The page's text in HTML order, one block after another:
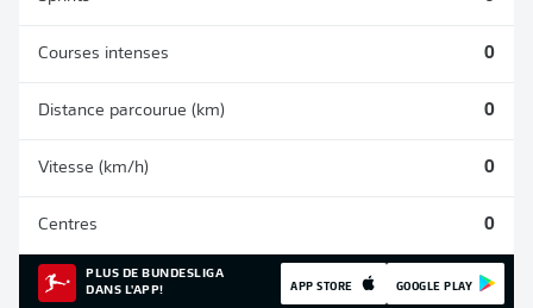
Courses intenses 0
Distance parcourue (km) 0
Vitesse (km/h) 0
Centres 0
PLUS DE BUNDESLIGA
DANS L'APP!
APP STORE GOOGLE PLAY